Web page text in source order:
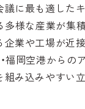
に最も適した
多様な産業が
業や工場が近
福岡空港から
み込みやすい